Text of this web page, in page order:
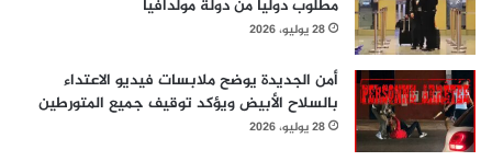
مطلوب دوليا من دولة مولدافيا
28 يوليو، 2026
أمن الجديدة يوضح ملابسات فيديو الاعتداء
بالسلاح الأبيض ويؤكد توقيف جميع المتورطين
28 يوليو، 2026